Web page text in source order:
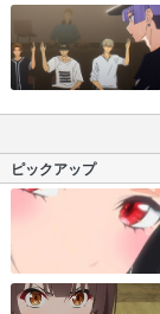
ピックアップ